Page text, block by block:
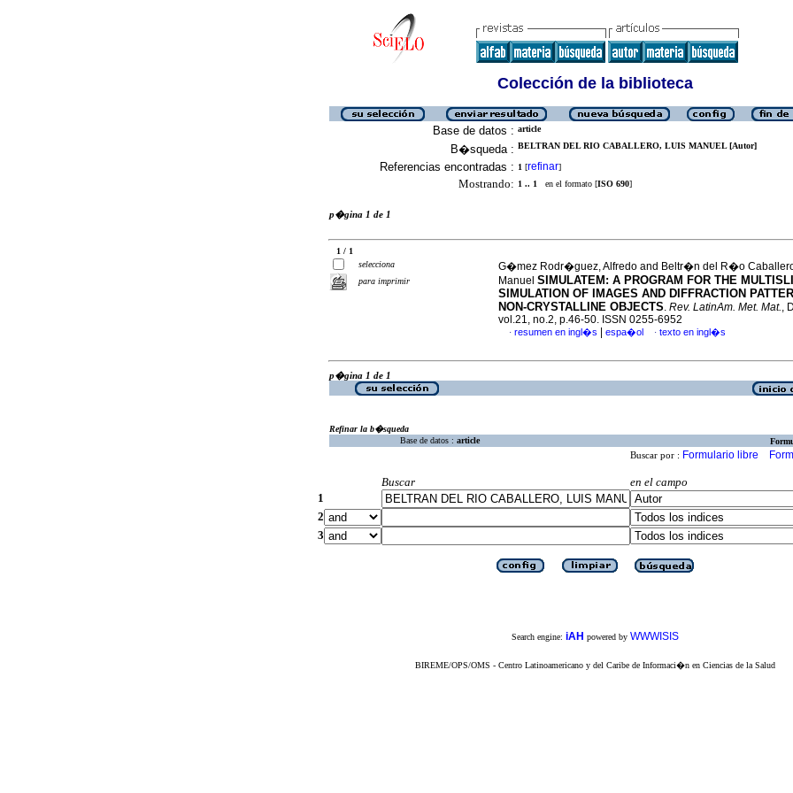
Colección de la biblioteca
Base de datos : article
B�squeda : BELTRAN DEL RIO CABALLERO, LUIS MANUEL [Autor]
Referencias encontradas : 1 [refinar]
Mostrando: 1 .. 1 en el formato [ISO 690]
p�gina 1 de 1
1 / 1
selecciona
para imprimir
G�mez Rodr�guez, Alfredo and Beltr�n del R�o
Manuel SIMULATEM: A PROGRAM FOR THE
SIMULATION OF IMAGES AND DIFFRACTION
NON-CRYSTALLINE OBJECTS. Rev. LatinAm. Met. Mat.,
vol.21, no.2, p.46-50. ISSN 0255-6952
· resumen en ingl�s espa�ol · texto en ingl�s
p�gina 1 de 1
Refinar la b�squeda
Base de datos : article
Buscar por : Formulario libre
Buscar
en el campo
1
2
3
Search engine: iAH powered by WWWISIS
BIREME/OPS/OMS - Centro Latinoamericano y del Caribe de Informaci�n en Ciencias de la Salud